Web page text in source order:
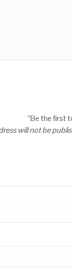
Be the first
will not be